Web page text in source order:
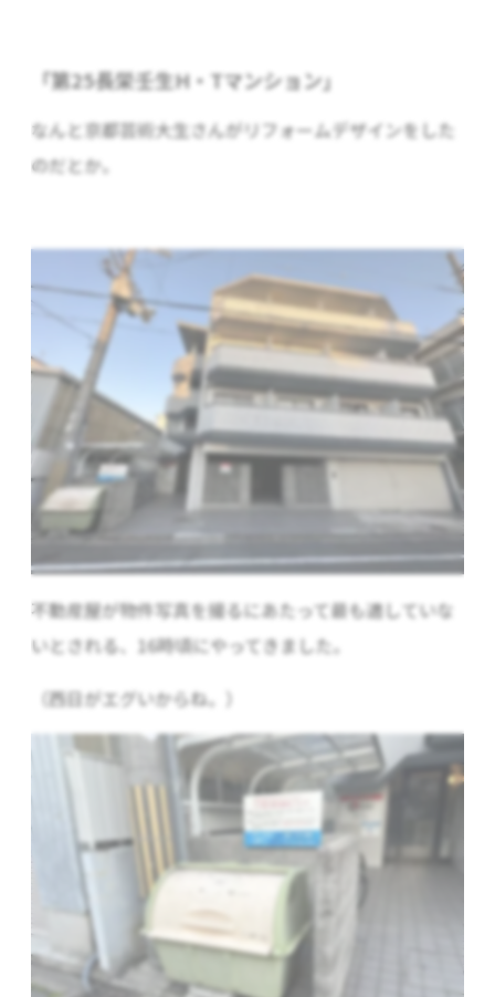
「第25長栄壬生H・Tマンション」
なんと京都芸術大生さんがリフォームデザインをした
のだとか。
不動産屋が物件写真を撮るにあたって最も適していな
いとされる、16時頃にやってきました。
（西日がエグいからね。）